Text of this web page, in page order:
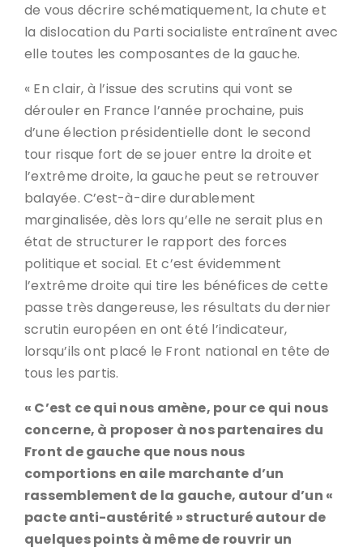
de vous décrire schématiquement, la chute et
la dislocation du Parti socialiste entraînent avec
elle toutes les composantes de la gauche.
« En clair, à l’issue des scrutins qui vont se
dérouler en France l’année prochaine, puis
d’une élection présidentielle dont le second
tour risque fort de se jouer entre la droite et
l’extrême droite, la gauche peut se retrouver
balayée. C’est-à-dire durablement
marginalisée, dès lors qu’elle ne serait plus en
état de structurer le rapport des forces
politique et social. Et c’est évidemment
l’extrême droite qui tire les bénéfices de cette
passe très dangereuse, les résultats du dernier
scrutin européen en ont été l’indicateur,
lorsqu’ils ont placé le Front national en tête de
tous les partis.
« C’est ce qui nous amène, pour ce qui nous
concerne, à proposer à nos partenaires du
Front de gauche que nous nous
comportions en aile marchante d’un
rassemblement de la gauche, autour d’un «
pacte anti-austérité » structuré autour de
quelques points à même de rouvrir un